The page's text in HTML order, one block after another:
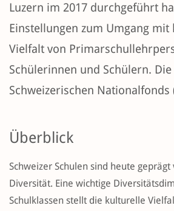
Luzern im 2017 durchgeführt
Einstellungen zum Umgang
Vielfalt von
Schülerinnen und Schülern.
Schweizerischen Nationalfonds
Überblick
Schweizer Schulen sind heute geprägt
Diversität. Eine wichtige
Schulklassen stellt die kulturelle